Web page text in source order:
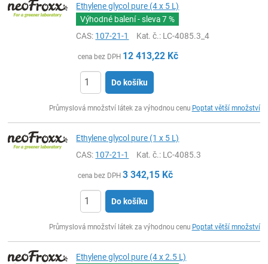
Ethylene glycol pure (4 x 5 L)
Výhodné balení - sleva7 %
CAS: 107-21-1 Kat. č.: LC-4085.3_4
cena bez DPH 12 413,22 Kč
Do košíku
Průmyslová množství látek za výhodnou cenu Poptat větší množství
Ethylene glycol pure (1 x 5 L)
CAS: 107-21-1 Kat. č.: LC-4085.3
cena bez DPH 3 342,15 Kč
Do košíku
Průmyslová množství látek za výhodnou cenu Poptat větší množství
Ethylene glycol pure (4 x 2.5 L)